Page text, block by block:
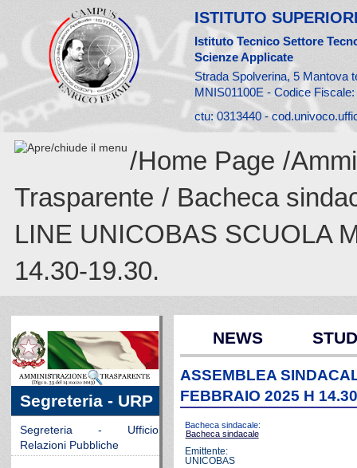
ISTITUTO
Istituto Tecnico Settore
Scienze Applicate
Strada Spolverina, 5 Mantova
MNIS01100E - Codice
ctu: 0313440 -
/Home Page /
Trasparente / Bacheca
LINE UNICOBAS SCUOLA
14.30-19.30.
Segreteria - URP
Segreteria - Ufficio
Relazioni Pubbliche
NEWS
ASSEMBLEA
FEBBRAIO 2025 H
Bacheca sindacale:
Bacheca sindacale
Emittente:
UNICOBAS